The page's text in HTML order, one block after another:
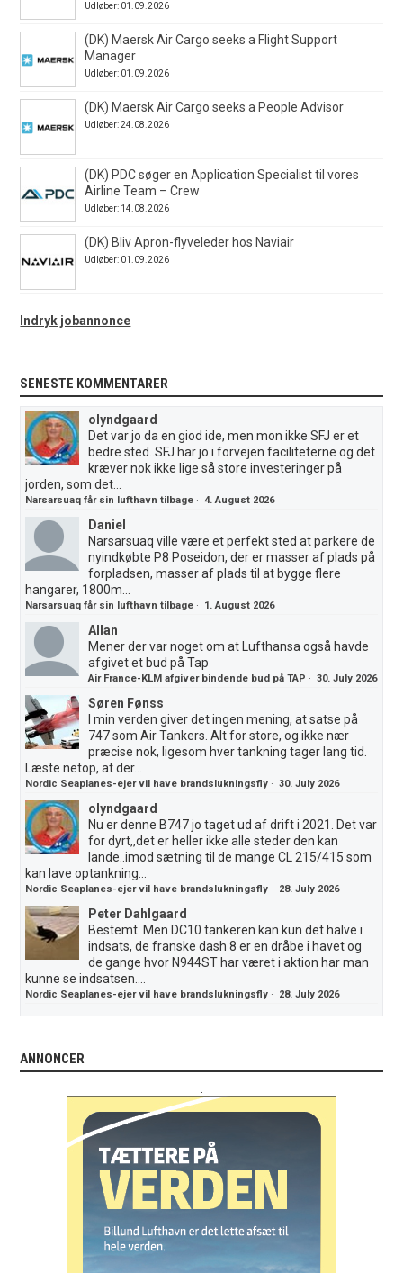
Udløber: 01.09.2026
(DK) Maersk Air Cargo seeks a Flight Support
Manager
Udløber: 01.09.2026
(DK) Maersk Air Cargo seeks a People Advisor
Udløber: 24.08.2026
(DK) PDC søger en Application Specialist til vores
Airline Team – Crew
Udløber: 14.08.2026
(DK) Bliv Apron-flyveleder hos Naviair
Udløber: 01.09.2026
Indryk jobannonce
SENESTE KOMMENTARER
olyndgaard
Det var jo da en giod ide, men mon ikke SFJ er et
bedre sted..SFJ har jo i forvejen faciliteterne og det
kræver nok ikke lige så store investeringer på
jorden, som det...
Narsarsuaq får sin lufthavn tilbage ·4. August 2026
Daniel
Narsarsuaq ville være et perfekt sted at parkere de
nyindkøbte P8 Poseidon, der er masser af plads på
forpladsen, masser af plads til at bygge flere
hangarer, 1800m...
Narsarsuaq får sin lufthavn tilbage · 1. August 2026
Allan
Mener der var noget om at Lufthansa også havde
afgivet et bud på Tap
Air France-KLM afgiver bindende bud på TAP ·30. July 2026
Søren Fønss
I min verden giver det ingen mening, at satse på
747 som Air Tankers. Alt for store, og ikke nær
præcise nok, ligesom hver tankning tager lang tid.
Læste netop, at der...
Nordic Seaplanes-ejer vil have brandslukningsfly ·30. July 2026
olyndgaard
Nu er denne B747 jo taget ud af drift i 2021. Det var
for dyrt,,det er heller ikke alle steder den kan
lande..imod sætning til de mange CL 215/415 som
kan lave optankning...
Nordic Seaplanes-ejer vil have brandslukningsfly · 28. July 2026
Peter Dahlgaard
Bestemt. Men DC10 tankeren kan kun det halve i
indsats, de franske dash 8 er en dråbe i havet og
de gange hvor N944ST har været i aktion har man
kunne se indsatsen....
Nordic Seaplanes-ejer vil have brandslukningsfly · 28. July 2026
ANNONCER